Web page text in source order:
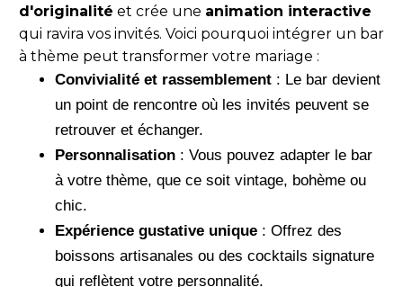
d'originalité et crée une animation interactive
qui ravira vos invités. Voici pourquoi intégrer un bar
à thème peut transformer votre mariage :
Convivialité et rassemblement : Le bar devient
un point de rencontre où les invités peuvent se
retrouver et échanger.
Personnalisation : Vous pouvez adapter le bar
à votre thème, que ce soit vintage, bohème ou
chic.
Expérience gustative unique : Offrez des
boissons artisanales ou des cocktails signature
qui reflètent votre personnalité.